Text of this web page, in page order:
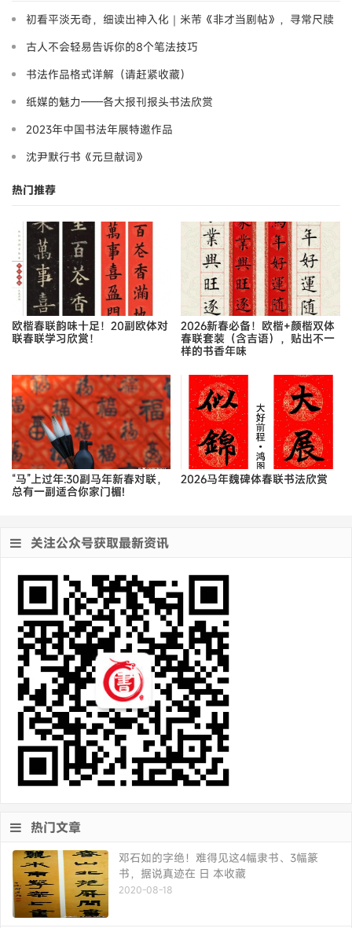
初看平淡无奇，细读出神入化｜米芾《非才当剧帖》，寻常尺牍
藏大道
古人不会轻易告诉你的8个笔法技巧
书法作品格式详解（请赶紧收藏）
纸媒的魅力——各大报刊报头书法欣赏
2023年中国书法年展特邀作品
沈尹默行书《元旦献词》
热门推荐
欧楷春联韵味十足！20副欧体对
联春联学习欣赏！
2026新春必备！欧楷+颜楷双体
春联套装（含吉语），贴出不一
样的书香年味
“马”上过年:30副马年新春对联，
总有一副适合你家门楣!
2026马年魏碑体春联书法欣赏
关注公众号获取最新资讯
热门文章
邓石如的字绝！难得见这4幅隶书、3幅篆
书，据说真迹在 日 本收藏
2020-08-18